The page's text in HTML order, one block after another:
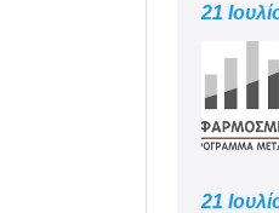
21
21